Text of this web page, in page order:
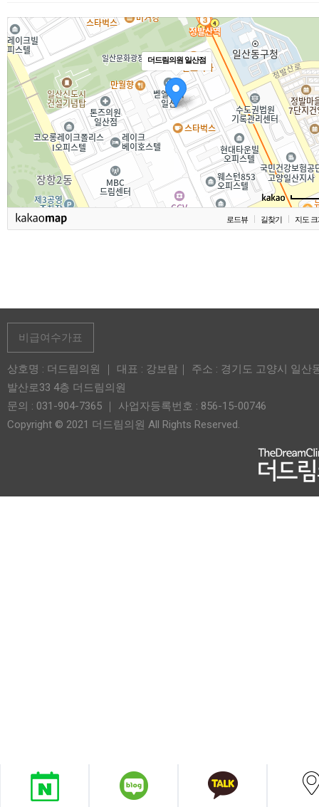
더드림의원 일산점
로드뷰 길찾기 지도
비급여수가표
상호명 : 더드림의원 ｜ 대표 : 강보람｜ 주소 : 경기도 고양시 일산
발산로33 4층 더드림의원
문의 : 031-904-7365 ｜ 사업자등록번호 : 856-15-00746
Copyright © 2021 더드림의원 All Rights Reserved.